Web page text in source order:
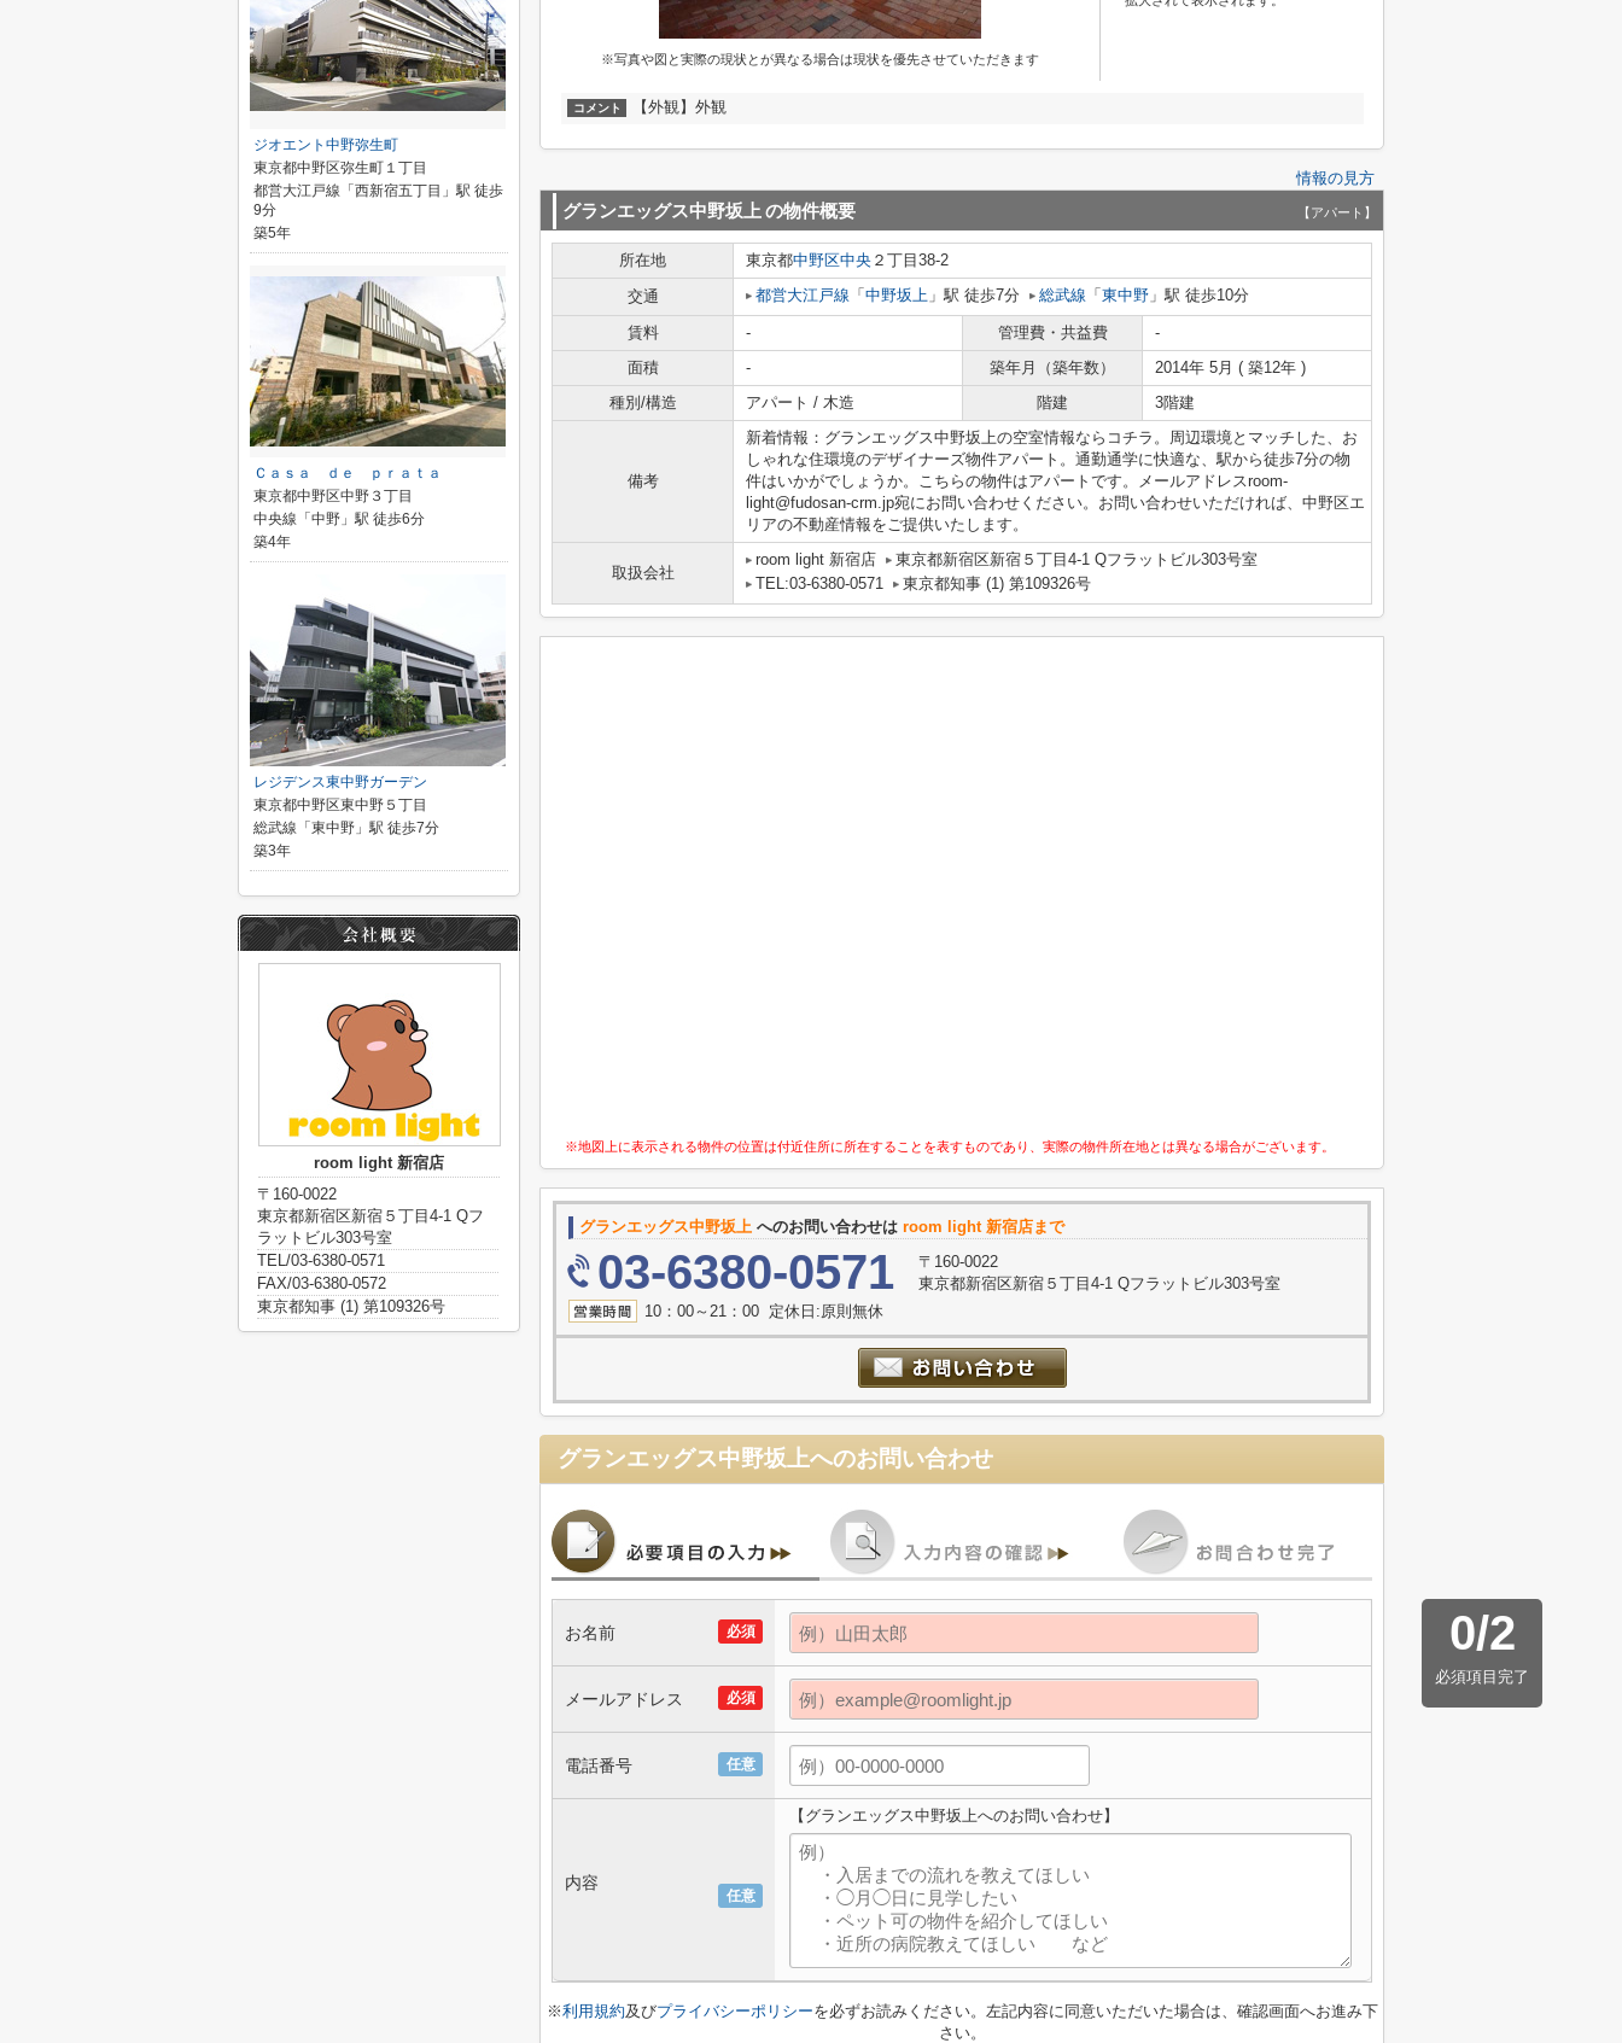
※写真や図と実際の現状とが異なる場合は現状を優先させていただきます
コメント 【外観】外観
情報の見方
グランエッグス中野坂上 の物件概要 【アパート】
所在地 東京都中野区中央 ２丁目38-2
交通
都営大江戸線 「 中野坂上 」駅 徒歩7分 総武線 「 東中野 」駅 徒歩10分
賃料 - 管理費・共益費
-
面積
- 築年月（築年数）
2014年 5月 ( 築12年 )
種別/構造
アパート / 木造 階建 3階建
備考
新着情報：グランエッグス中野坂上の空室情報ならコチラ。周辺環境とマッチした、お
しゃれな住環境のデザイナーズ物件アパート。通勤通学に快適な、駅から徒歩7分の物
件はいかがでしょうか。こちらの物件はアパートです。メールアドレスroom-
light@fudosan-crm.jp宛にお問い合わせください。お問い合わせいただければ、中野区エ
リアの不動産情報をご提供いたします。
取扱会社
room light 新宿店
東京都新宿区新宿５丁目4-1 Qフラットビル303号室
TEL:03-6380-0571
東京都知事 (1) 第109326号
※地図上に表示される物件の位置は付近住所に所在することを表すものであり、実際の物件所在地とは異なる場合がございます。
グランエッグス中野坂上 へのお問い合わせは room light 新宿店まで
03-6380-0571
〒160-0022
東京都新宿区新宿５丁目4-1 Qフラットビル303号室
10：00～21：00 定休日:原則無休
グランエッグス中野坂上へのお問い合わせ
0/2
必須項目完了
必須
お名前
必須
メールアドレス
任意
電話番号
任意
内容
【グランエッグス中野坂上へのお問い合わせ】
※利用規約及びプライバシーポリシーを必ずお読みください。左記内容に同意いただいた場合は、確認画面へお進み下
さい。
ジオエント中野弥生町
東京都中野区弥生町１丁目
都営大江戸線「西新宿五丁目」駅 徒歩
9分
築5年
Ｃａｓａ ｄｅ ｐｒａｔａ
東京都中野区中野３丁目
中央線「中野」駅 徒歩6分
築4年
レジデンス東中野ガーデン
東京都中野区東中野５丁目
総武線「東中野」駅 徒歩7分
築3年
room light 新宿店
〒160-0022
東京都新宿区新宿５丁目4-1 Qフ
ラットビル303号室
TEL/03-6380-0571
FAX/03-6380-0572
東京都知事 (1) 第109326号